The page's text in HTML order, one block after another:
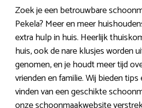
Zoek je een betrouwbare
Pekela? Meer en meer
extra hulp in huis. Heerlijk
huis, ook de nare klusjes worden
genomen, en je houdt meer tijd
vrienden en familie. Wij bieden
vinden van een geschikte